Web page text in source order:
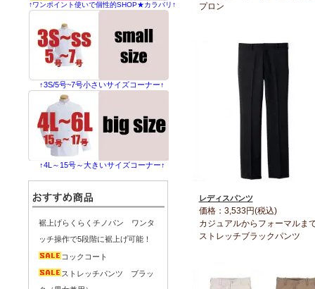
プロン
レディスパンツ
価格：3,533円(税込)
カジュアルからフォーマル
ストレッチブラックパンツ
↑ワンポイント使いで個性的SHOP★カラバリ↑
↑3S/5号~7号小さいサイズコーナー↑
↑4L～15号～大きいサイズコーナー↑
裾上げらくらくチノパン ワンタ
ッチ操作で5段階に裾上げ可能！
コックコート
ストレッチパンツ ブラッ